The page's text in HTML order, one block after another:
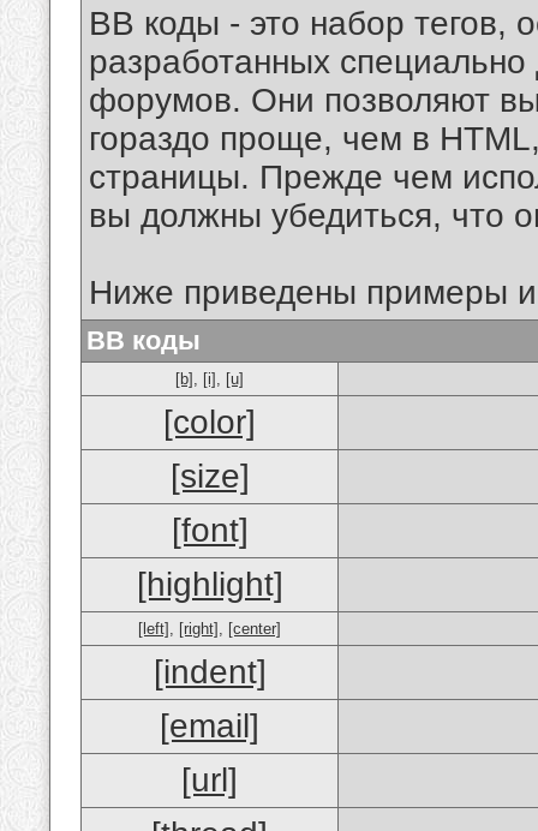
BB коды - это набор тегов,
разработанных
форумов. Они позволяют
гораздо проще, чем в
страницы. Прежде чем
вы должны убедиться, что
Ниже приведены примеры
BB коды
[b] , [i] , [u]
[color]
[size]
[font]
[highlight]
[left] , [right] , [center]
[indent]
[email]
[url]